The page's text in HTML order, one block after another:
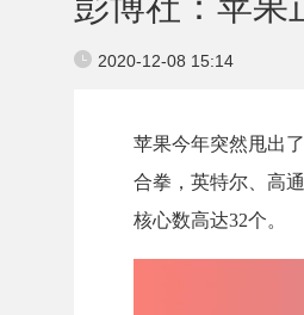
2020-12-08 15:14
苹果今年突然甩出
合拳，英特尔、高
核心数高达32个。